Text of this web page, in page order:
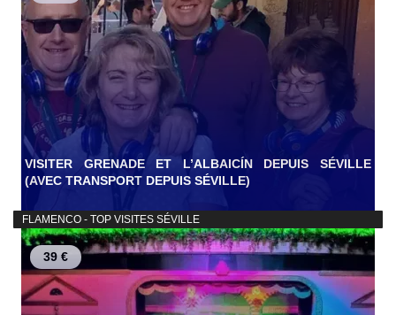
VISITER GRENADE ET L’ALBAICÍN DEPUIS SÉVILLE
(AVEC TRANSPORT DEPUIS SÉVILLE)
FLAMENCO - TOP VISITES SÉVILLE
39 €